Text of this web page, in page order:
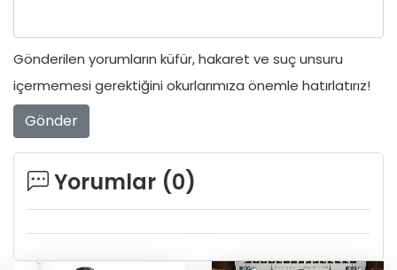
Gönderilen yorumların küfür, hakaret ve suç unsuru
içermemesi gerektiğini okurlarımıza önemle hatırlatırız!
Gönder
Yorumlar (0)